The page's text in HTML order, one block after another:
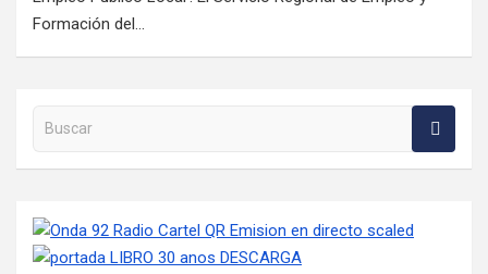
Formación del…
Buscar en la web